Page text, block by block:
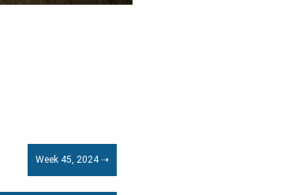
Week 45, 2024 ⇢